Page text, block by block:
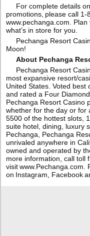
For complete details
promotions, please call
www.pechanga.com.
what’s in store for you.
Pechanga Resort
Moon!
About Pechanga
Pechanga Resort
most expansive resort/
United States. Voted best
and rated a Four
Pechanga Resort Casino
whether for the day or for
5500 of the hottest slots,
suite hotel, dining, luxury
Pechanga, Pechanga
unrivaled anywhere in
owned and operated by
more information, call toll
visit www.Pechanga.com.
on Instagram, Facebook